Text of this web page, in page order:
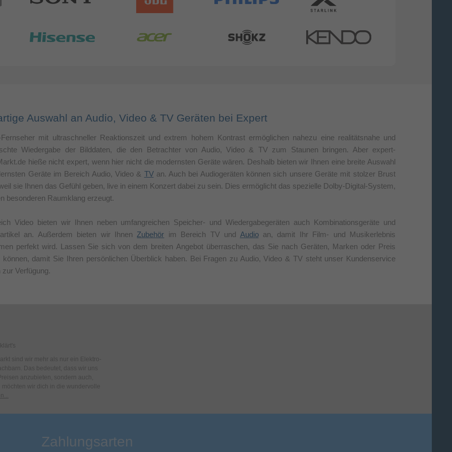
Auswahl an Audio, Video & TV Geräten bei Expert
mit ultraschneller Reaktionszeit und extrem hohem Kontrast ermöglichen nahezu eine realitätsnahe und
Wiedergabe der Bilddaten, die den Betrachter von Audio, Video & TV zum Staunen bringen. Aber expert-
hieße nicht expert, wenn hier nicht die modernsten Geräte wären. Deshalb bieten wir Ihnen eine breite Auswahl
Geräte im Bereich Audio, Video & TVan. Auch bei Audiogeräten können sich unsere Geräte mit stolzer Brust
sie Ihnen das Gefühl geben, live in einem Konzert dabei zu sein. Dies ermöglicht das spezielle Dolby-Digital-System,
besonderen Raumklang erzeugt.
Video bieten wir Ihnen neben umfangreichen Speicher- und Wiedergabegeräten auch Kombinationsgeräte und
an. Außerdem bieten wir Ihnen Zubehör im Bereich TV und Audioan, damit Ihr Film- und Musikerlebnis
perfekt wird. Lassen Sie sich von dem breiten Angebot überraschen, das Sie nach Geräten, Marken oder Preis
können, damit Sie Ihren persönlichen Überblick haben. Bei Fragen zu Audio, Video & TV steht unser Kundenservice
zur Verfügung.
sind wir mehr als nur ein Elektro-
Das bedeutet, dass wir uns
anzubieten, sondern auch,
wir dich in die wundervolle
Zahlungsarten